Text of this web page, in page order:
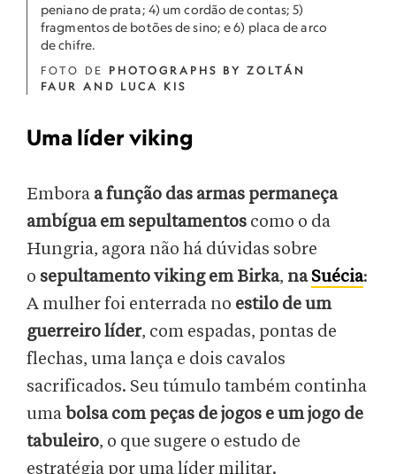
peniano de prata; 4) um cordão de contas; 5)
fragmentos de botões de sino; e 6) placa de arco
de chifre.
FOTO DE PHOTOGRAPHS BY ZOLTÁN
FAUR AND LUCA KIS
Uma líder viking
Embora a função das armas permaneça
ambígua em sepultamentos como o da
Hungria, agora não há dúvidas sobre
o sepultamento viking em Birka, naSuécia:
A mulher foi enterrada no estilo de um
guerreiro líder, com espadas, pontas de
flechas, uma lança e dois cavalos
sacrificados. Seu túmulo também continha
uma bolsa com peças de jogos e um jogo de
tabuleiro, o que sugere o estudo de
estratégia por uma líder militar.